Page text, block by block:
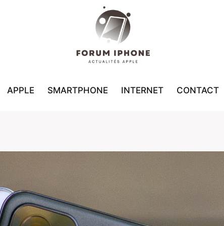
APPLE SMARTPHONE INTERNET CONTACT